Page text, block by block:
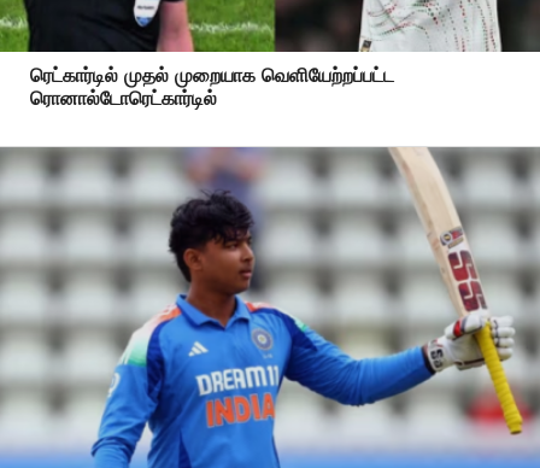
ரெட்கார்டில் முதல் முறையாக வெளியேற்றப்பட்ட
ரொனால்டோரெட்கார்டில்